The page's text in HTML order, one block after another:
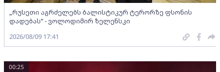
„რუსეთი აგრძელებს ბალისტიკურ ტერორზე ფსონის
დადებას“ - ვოლოდიმირ ზელენსკი
2026/08/09 17:41
00:25